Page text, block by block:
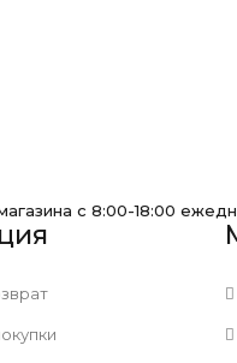
с 8:00-18:00